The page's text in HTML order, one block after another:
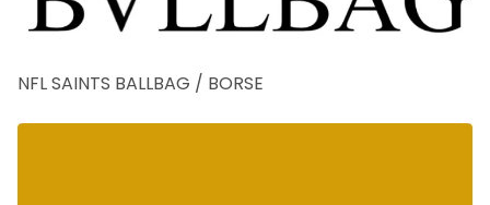
NFL SAINTS BALLBAG / BORSE